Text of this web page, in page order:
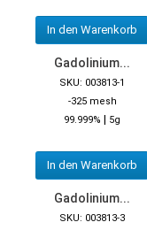
In den Warenkorb
Gadolinium...
SKU: 003813-1
-325 mesh
99.999% | 5g
In den Warenkorb
Gadolinium...
SKU: 003813-3